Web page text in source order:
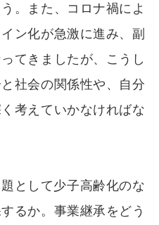
。また、コロナ禍によ
ン化が急激に進み、副
てきましたが、こうし
社会の関係性や、自分
考えていかなければな
として少子高齢化のな
るか。事業継承をどう